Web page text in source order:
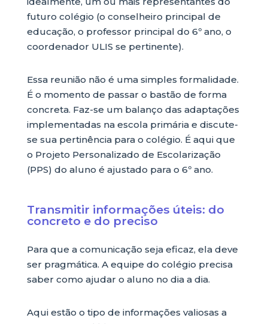
futuro colégio (o conselheiro principal de
educação, o professor principal do 6º ano, o
coordenador ULIS se pertinente).
Essa reunião não é uma simples formalidade.
É o momento de passar o bastão de forma
concreta. Faz-se um balanço das adaptações
implementadas na escola primária e discute-
se sua pertinência para o colégio. É aqui que
o Projeto Personalizado de Escolarização
(PPS) do aluno é ajustado para o 6º ano.
Transmitir informações úteis: do
concreto e do preciso
Para que a comunicação seja eficaz, ela deve
ser pragmática. A equipe do colégio precisa
saber como ajudar o aluno no dia a dia.
Aqui estão o tipo de informações valiosas a